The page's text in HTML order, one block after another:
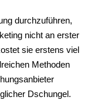
durchzuführen,
nicht an erster
sie erstens viel
Methoden
Dschungel.